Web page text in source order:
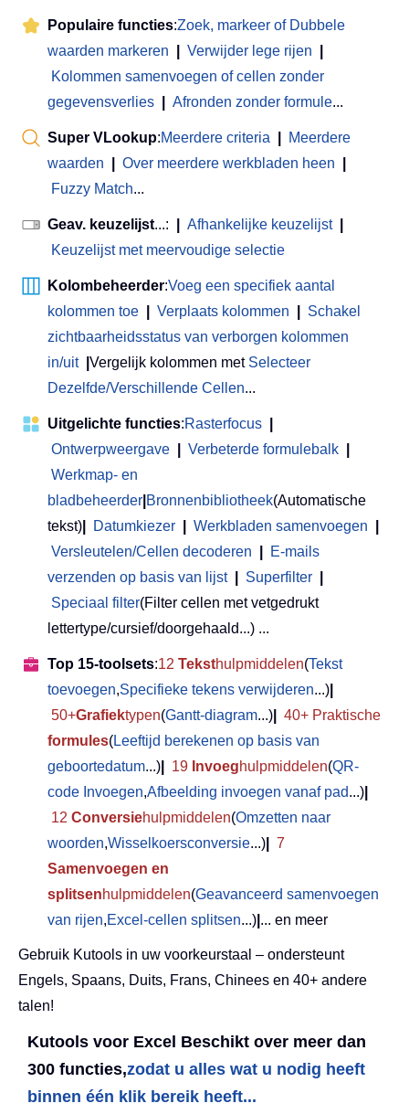
Populaire functies:Zoek, markeer of Dubbele
waarden markeren
Verwijder lege rijen
Kolommen samenvoegen of cellen zonder
gegevensverlies
Afronden zonder formule...
Super VLookup:Meerdere criteria
Meerdere
waarden
Over meerdere werkbladen heen
Fuzzy Match...
Geav. keuzelijst...: Afhankelijke keuzelijst
Keuzelijst met meervoudige selectie
Kolombeheerder:Voeg een specifiek aantal
kolommen toe
Verplaats kolommen
Schakel
zichtbaarheidsstatus van verborgen kolommen
in/uit
Vergelijk kolommen met Selecteer
Dezelfde/Verschillende Cellen...
Uitgelichte functies:Rasterfocus
Ontwerpweergave
Verbeterde formulebalk
Werkmap- en
bladbeheerder Bronnenbibliotheek(Automatische
tekst)
Datumkiezer Werkbladen samenvoegen
Versleutelen/Cellen decoderen
E-mails
verzenden op basis van lijst
Superfilter
Speciaal filter(Filter cellen met vetgedrukt
lettertype/cursief/doorgehaald...) ...
Top 15-toolsets:12 Teksthulpmiddelen(Tekst
toevoegen,Specifieke tekens verwijderen...)
50+Grafiektypen(Gantt-diagram...)
40+ Praktische
formules(Leeftijd berekenen op basis van
geboortedatum...) 19 Invoeghulpmiddelen(QR-
code Invoegen,Afbeelding invoegen vanaf pad...)
12 Conversiehulpmiddelen(Omzetten naar
woorden,Wisselkoersconversie...)
7
Samenvoegen en
splitsenhulpmiddelen(Geavanceerd samenvoegen
van rijen,Excel-cellen splitsen...) ... en meer
Gebruik Kutools in uw voorkeurstaal – ondersteunt
Engels, Spaans, Duits, Frans, Chinees en 40+ andere
talen!
Kutools voor Excel Beschikt over meer dan
300 functies,zodat u alles wat u nodig heeft
binnen één klik bereik heeft...